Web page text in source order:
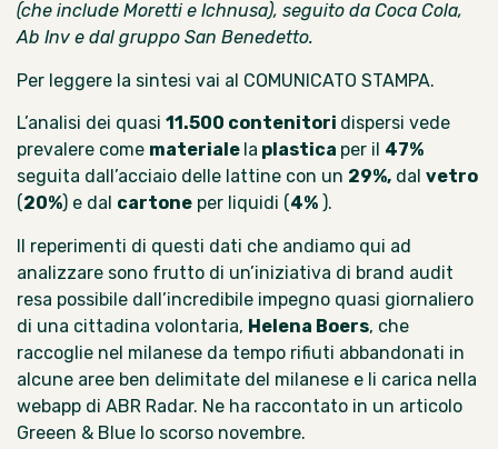
(che include Moretti e Ichnusa), seguito da Coca Cola,
Ab Inv e dal gruppo San Benedetto.
Per leggere la sintesi vai al COMUNICATO STAMPA.
L’analisi dei quasi 11.500 contenitori dispersi vede
prevalere come materiale la plastica per il 47%
seguita dall’acciaio delle lattine con un 29%, dal vetro
(20%) e dal cartone per liquidi (4% ).
Il reperimenti di questi dati che andiamo qui ad
analizzare sono frutto di un’iniziativa di brand audit
resa possibile dall’incredibile impegno quasi giornaliero
di una cittadina volontaria, Helena Boers, che
raccoglie nel milanese da tempo rifiuti abbandonati in
alcune aree ben delimitate del milanese e li carica nella
webapp di ABR Radar. Ne ha raccontato in un articolo
Greeen & Blue lo scorso novembre.